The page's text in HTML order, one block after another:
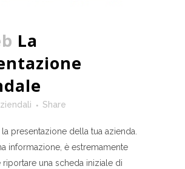
La
Share
presentazione della tua azienda.
informazione, è estremamente
riportare una scheda iniziale di